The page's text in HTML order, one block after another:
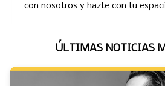
con nosotros y hazte con tu
ÚLTIMAS NOTICIAS